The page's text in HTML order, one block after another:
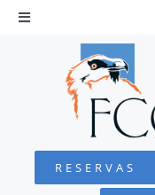
Saltar
Toggle
Navigation
QUEBRANTAHUESOS
FUNDACIÓN
RESERVAS